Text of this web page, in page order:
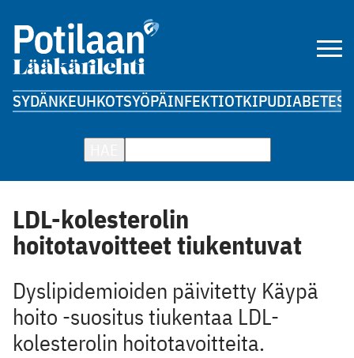
SYDÄNKEUHKOTSYÖPÄINFEKTIOTKIPUDIABETES
LDL-kolesterolin
hoitotavoitteet tiukentuvat
Dyslipidemioiden päivitetty Käypä
hoito -suositus tiukentaa LDL-
kolesterolin hoitotavoitteita.